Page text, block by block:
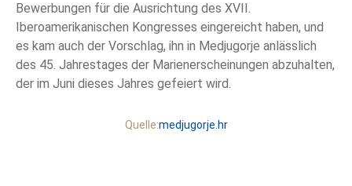
Bewerbungen für die Ausrichtung des XVII.
Iberoamerikanischen Kongresses eingereicht haben, und
es kam auch der Vorschlag, ihn in Medjugorje anlässlich
des 45. Jahrestages der Marienerscheinungen abzuhalten,
der im Juni dieses Jahres gefeiert wird.
Quelle:medjugorje.hr